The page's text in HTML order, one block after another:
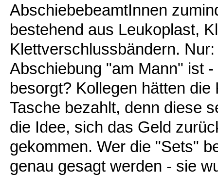
AbschiebebeamtInnen
bestehend aus Leukoplast,
Klettverschlussbändern.
Abschiebung "am Mann" ist
besorgt? Kollegen hätten
Tasche bezahlt, denn diese
die Idee, sich das Geld
gekommen. Wer die "Sets"
genau gesagt werden - sie